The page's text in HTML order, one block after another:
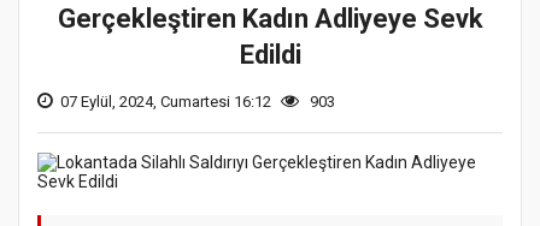
Gerçekleştiren Kadın Adliyeye Sevk
Edildi
07 Eylül, 2024, Cumartesi 16:12 903